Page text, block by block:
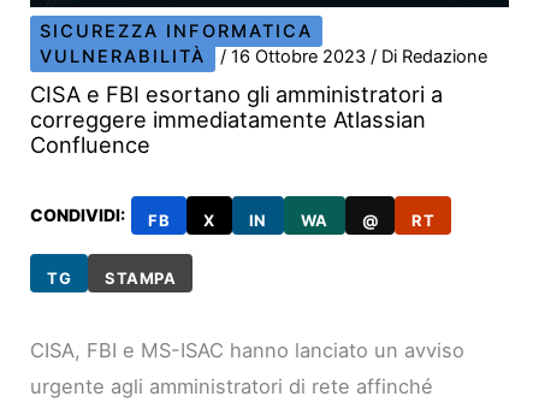
SICUREZZA INFORMATICA
VULNERABILITÀ
/16 Ottobre 2023/ Di Redazione
CISA e FBI esortano gli amministratori a
correggere immediatamente Atlassian
Confluence
CONDIVIDI: FB X IN WA @ RT
TG STAMPA
CISA, FBI e MS-ISAC hanno lanciato un avviso
urgente agli amministratori di rete affinché